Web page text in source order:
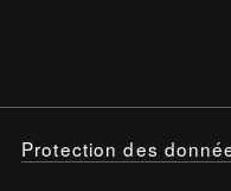
Protection des